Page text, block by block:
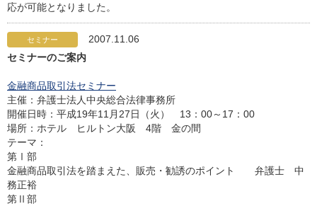
応が可能となりました。
セミナー
2007.11.06
セミナーのご案内
金融商品取引法セミナー
主催：弁護士法人中央総合法律事務所
開催日時：平成19年11月27日（火） 13：00～17：00
場所：ホテル ヒルトン大阪 4階 金の間
テーマ：
第Ⅰ部
金融商品取引法を踏まえた、販売・勧誘のポイント 弁護士 中
務正裕
第Ⅱ部